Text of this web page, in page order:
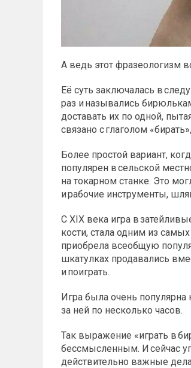
А ведь этот фразеологизм
Её суть заключалась в
раз и назывались
доставать их по одной,
связано с глаголом
Более простой вариант,
популярен в сельской
на токарном станке. Это
и рабочие инструменты,
С XIX века игра в
кости, стала одним из
приобрела всеобщую
шкатулках продавались
и поиграть.
Игра была очень популярна
за ней по несколько часов.
Так выражение «играть в
бессмысленным. И сейчас
действительно важные